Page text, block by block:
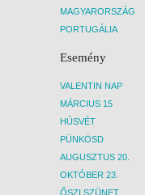
MAGYARORSZÁG
PORTUGÁLIA
Esemény
VALENTIN NAP
MÁRCIUS 15
HÚSVÉT
PÜNKÖSD
AUGUSZTUS 20.
OKTÓBER 23.
ŐSZI SZÜNET